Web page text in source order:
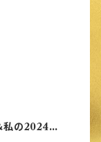
私の2024年プ